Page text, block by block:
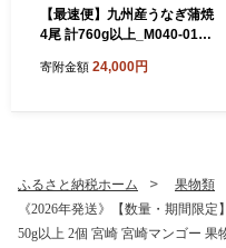
【最速便】九州産うなぎ蒲焼
4尾 計760g以上_M040-011-
寄附金額 24,000円
ふるさと納税ホーム 果物類
《2026年発送》【数量・期間限
50g以上 2個 宮崎 宮崎マンゴー